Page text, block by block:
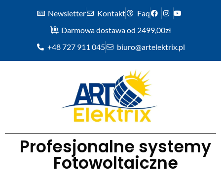
Newsletter Kontakt
Faq
Darmowa dostawa od 2499,00zł
+48 727 911 045
biuro@artelektrix.pl
Profesjonalne systemy
Fotowoltaiczne